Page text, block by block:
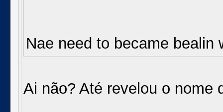
Nae need to became bealin
Ai não? Até revelou o